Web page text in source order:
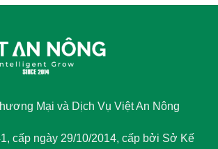
Mại và Dịch Vụ Việt An Nông
cấp ngày 29/10/2014, cấp bởi Sở Kế